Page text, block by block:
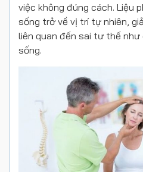
việc không đúng cách. Liệu
sống trở về vị trí tự nhiên,
liên quan đến sai tư thế
sống.